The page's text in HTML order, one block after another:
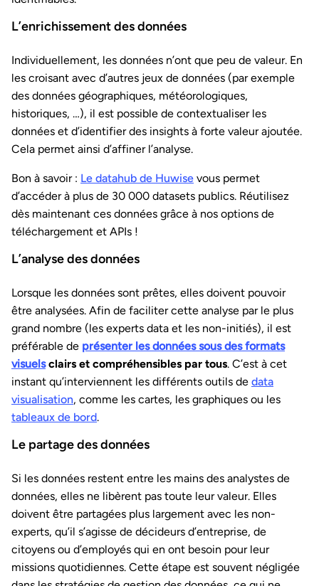
L’enrichissement des données
Individuellement, les données n’ont que peu de valeur. En
les croisant avec d’autres jeux de données (par exemple
des données géographiques, météorologiques,
historiques, …), il est possible de contextualiser les
données et d’identifier des insights à forte valeur ajoutée.
Cela permet ainsi d’affiner l’analyse.
Bon à savoir : Le datahub de Huwise vous permet
d’accéder à plus de 30 000 datasets publics. Réutilisez
dès maintenant ces données grâce à nos options de
téléchargement et APIs !
L’analyse des données
Lorsque les données sont prêtes, elles doivent pouvoir
être analysées. Afin de faciliter cette analyse par le plus
grand nombre (les experts data et les non-initiés), il est
préférable de présenter les données sous des formats
visuelsclairs et compréhensibles par tous. C’est à cet
instant qu’interviennent les différents outils de data
visualisation, comme les cartes, les graphiques ou les
tableaux de bord.
Le partage des données
Si les données restent entre les mains des analystes de
données, elles ne libèrent pas toute leur valeur. Elles
doivent être partagées plus largement avec les non-
experts, qu’il s’agisse de décideurs d’entreprise, de
citoyens ou d’employés qui en ont besoin pour leur
missions quotidiennes. Cette étape est souvent négligée